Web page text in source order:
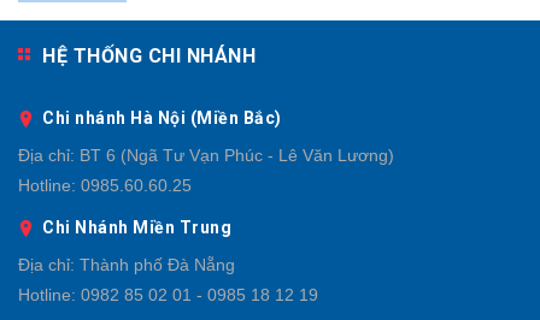
HỆ THỐNG CHI NHÁNH
Chi nhánh Hà Nội (Miền Bắc)
Địa chỉ: BT 6 (Ngã Tư Vạn Phúc - Lê Văn Lương)
Hotline: 0985.60.60.25
Chi Nhánh Miền Trung
Địa chỉ: Thành phố Đà Nẵng
Hotline: 0982 85 02 01 - 0985 18 12 19